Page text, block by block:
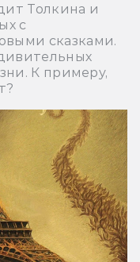
Толкина и
с
сказками.
К примеру,